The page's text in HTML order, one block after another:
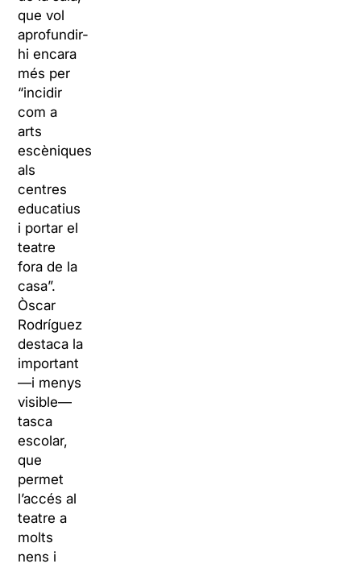
que vol
aprofundir-
hi encara
més per
“incidir
com a
arts
escèniques
als
centres
educatius
i portar el
teatre
fora de la
casa”.
Òscar
Rodríguez
destaca la
important
—i menys
visible—
tasca
escolar,
que
permet
l’accés al
teatre a
molts
nens i